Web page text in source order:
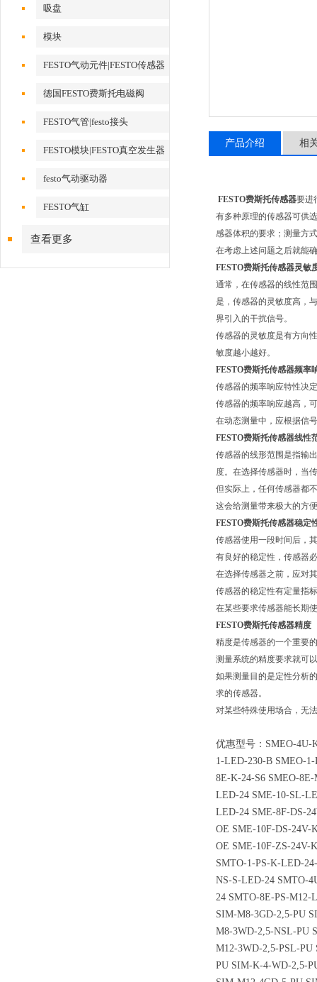
吸盘
模块
FESTO气动元件|FESTO传感器
德国FESTO费斯托电磁阀
FESTO气管|festo接头
FESTO模块|FESTO真空发生器
festo气动驱动器
FESTO气缸
查看更多
产品介绍 相
FESTO费斯托传感器要进
有多种原理的传感器可供
感器体积的要求；测量方
在考虑上述问题之后就能
FESTO费斯托传感器灵敏
通常，在传感器的线性范
是，传感器的灵敏度高，
界引入的干扰信号。
传感器的灵敏度是有方向
敏度越小越好。
FESTO费斯托传感器频率
传感器的频率响应特性决
传感器的频率响应越高，
在动态测量中，应根据信
FESTO费斯托传感器线性
传感器的线形范围是指输
度。在选择传感器时，当
但实际上，任何传感器都
这会给测量带来极大的方
FESTO费斯托传感器稳定
传感器使用一段时间后，
有良好的稳定性，传感器
在选择传感器之前，应对
传感器的稳定性有定量指
在某些要求传感器能长期
FESTO费斯托传感器精度
精度是传感器的一个重要
测量系统的精度要求就可
如果测量目的是定性分析
求的传感器。
对某些特殊使用场合，无
优惠型号：SMEO-4U-
1-LED-230-B SMEO-
8E-K-24-S6 SMEO-
LED-24 SME-10-SL-
LED-24 SME-8F-DS-
OE SME-10F-DS-24V-
OE SME-10F-ZS-24V-
SMTO-1-PS-K-LED-
NS-S-LED-24 SMTO-
24 SMTO-8E-PS-
SIM-M8-3GD-2,5-PU
M8-3WD-2,5-NSL-PU
M12-3WD-2,5-PSL-
PU SIM-K-4-WD-2,5-